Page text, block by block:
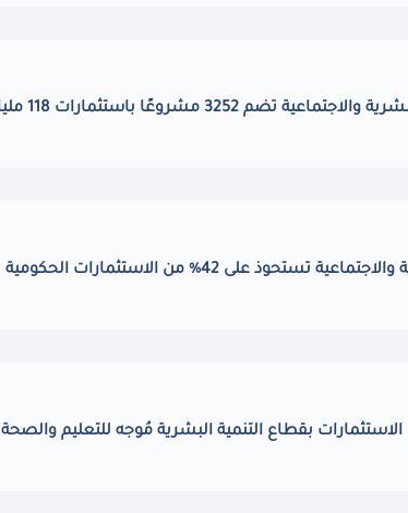
باستثمارات 118 مليار جنيه خلال 2024/2025
تستحوذ على 42% من الاستثمارات الحكومية
الاستثمارات بقطاع التنمية البشرية مُوجه للتعليم والصحة